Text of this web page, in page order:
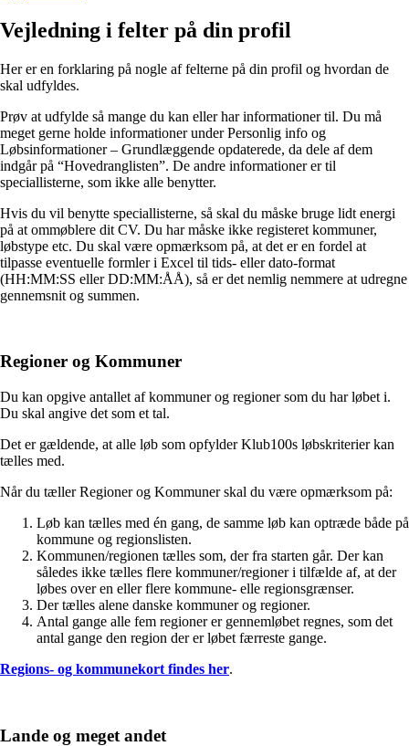
Vejledning i felter på din profil
Her er en forklaring på nogle af felterne på din profil og hvordan de
skal udfyldes.
Prøv at udfylde så mange du kan eller har informationer til. Du må
meget gerne holde informationer under Personlig info og
Løbsinformationer – Grundlæggende opdaterede, da dele af dem
indgår på “Hovedranglisten”. De andre informationer er til
speciallisterne, som ikke alle benytter.
Hvis du vil benytte speciallisterne, så skal du måske bruge lidt energi
på at ommøblere dit CV. Du har måske ikke registeret kommuner,
løbstype etc. Du skal være opmærksom på, at det er en fordel at
tilpasse eventuelle formler i Excel til tids- eller dato-format
(HH:MM:SS eller DD:MM:ÅÅ), så er det nemlig nemmere at udregne
gennemsnit og summen.
Regioner og Kommuner
Du kan opgive antallet af kommuner og regioner som du har løbet i.
Du skal angive det som et tal.
Det er gældende, at alle løb som opfylder Klub100s løbskriterier kan
tælles med.
Når du tæller Regioner og Kommuner skal du være opmærksom på:
Løb kan tælles med én gang, de samme løb kan optræde både på
kommune og regionslisten.
Kommunen/regionen tælles som, der fra starten går. Der kan
således ikke tælles flere kommuner/regioner i tilfælde af, at der
løbes over en eller flere kommune- elle regionsgrænser.
Der tælles alene danske kommuner og regioner.
Antal gange alle fem regioner er gennemløbet regnes, som det
antal gange den region der er løbet færreste gange.
Regions- og kommunekort findes her.
Lande og meget andet